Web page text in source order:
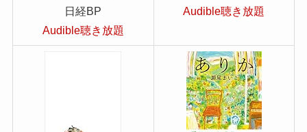
日経BP
Audible聴き放題
Audible聴き放題